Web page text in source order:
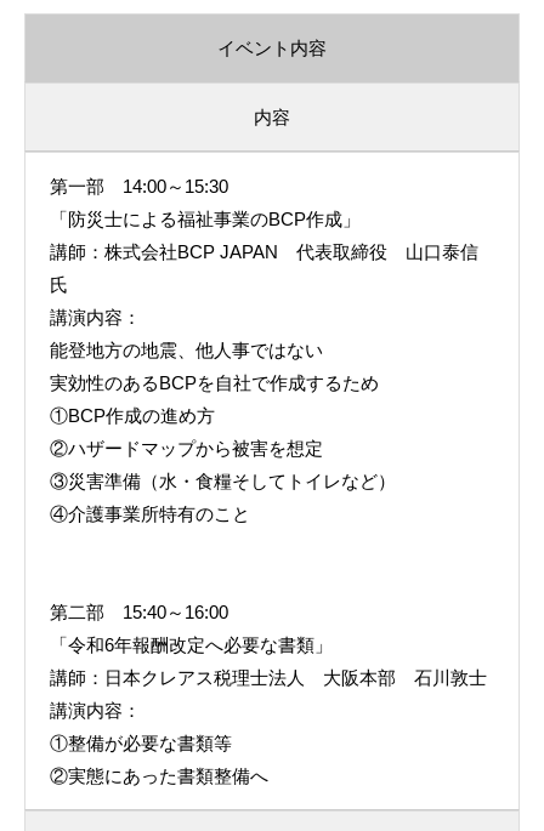
イベント内容
内容
第一部 14:00～15:30
「防災士による福祉事業のBCP作成」
講師：株式会社BCP JAPAN 代表取締役 山口泰信
氏
講演内容：
能登地方の地震、他人事ではない
実効性のあるBCPを自社で作成するため
①BCP作成の進め方
②ハザードマップから被害を想定
③災害準備（水・食糧そしてトイレなど）
④介護事業所特有のこと
第二部 15:40～16:00
「令和6年報酬改定へ必要な書類」
講師：日本クレアス税理士法人 大阪本部 石川敦士
講演内容：
①整備が必要な書類等
②実態にあった書類整備へ